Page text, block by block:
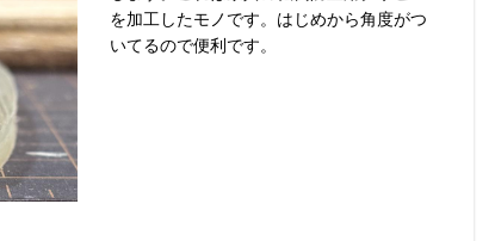
を加工したモノです。はじめから角度がつ
いてるので便利です。